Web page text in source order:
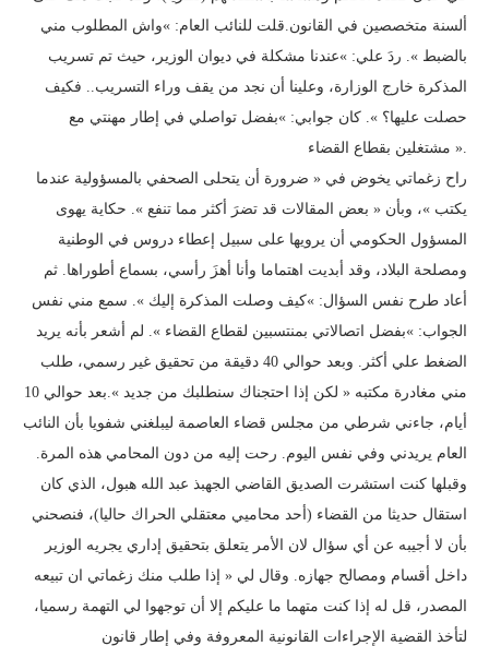
ألسنة متخصصين في القانون.قلت للنائب العام: »واش المطلوب مني
بالضبط ». ردَ علي: »عندنا مشكلة في ديوان الوزير، حيث تم تسريب
المذكرة خارج الوزارة، وعلينا أن نجد من يقف وراء التسريب.. فكيف
حصلت عليها؟ ». كان جوابي: »بفضل تواصلي في إطار مهنتي مع
مشتغلين بقطاع القضاء ».
راح زغماتي يخوض في « ضرورة أن يتحلى الصحفي بالمسؤولية عندما
يكتب »، وبأن « بعض المقالات قد تضرَ أكثر مما تنفع ». حكاية يهوى
المسؤول الحكومي أن يرويها على سبيل إعطاء دروس في الوطنية
ومصلحة البلاد، وقد أبديت اهتماما وأنا أهزَ رأسي، بسماع أطوراها. ثم
أعاد طرح نفس السؤال: »كيف وصلت المذكرة إليك ». سمع مني نفس
الجواب: »بفضل اتصالاتي بمنتسبين لقطاع القضاء ». لم أشعر بأنه يريد
الضغط علي أكثر. وبعد حوالي 40 دقيقة من تحقيق غير رسمي، طلب
مني مغادرة مكتبه « لكن إذا احتجناك سنطلبك من جديد ».بعد حوالي 10
أيام، جاءني شرطي من مجلس قضاء العاصمة ليبلغني شفويا بأن النائب
العام يريدني وفي نفس اليوم. رحت إليه من دون المحامي هذه المرة.
وقبلها كنت استشرت الصديق القاضي الجهبذ عبد الله هبول، الذي كان
استقال حديثا من القضاء (أحد محاميي معتقلي الحراك حاليا)، فنصحني
بأن لا أجيبه عن أي سؤال لان الأمر يتعلق بتحقيق إداري يجريه الوزير
داخل أقسام ومصالح جهازه. وقال لي « إذا طلب منك زغماتي ان تبيعه
المصدر، قل له إذا كنت متهما ما عليكم إلا أن توجهوا لي التهمة رسميا،
لتأخذ القضية الإجراءات القانونية المعروفة وفي إطار قانون